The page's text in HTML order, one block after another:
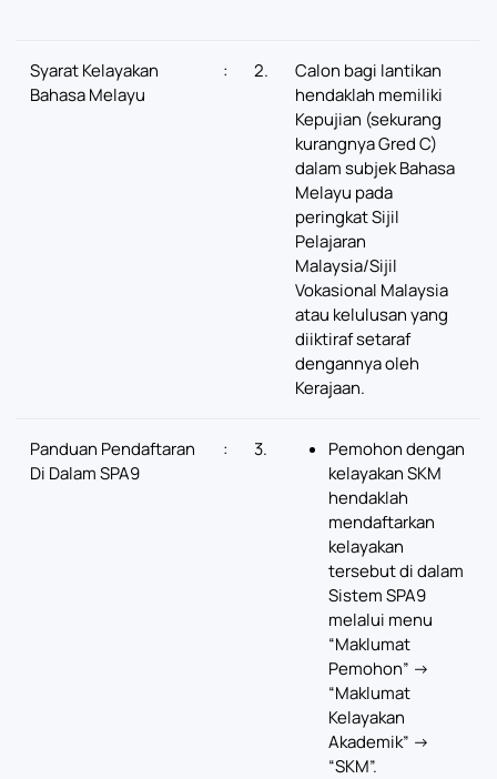
Syarat Kelayakan
Bahasa Melayu
: 2.
Calon bagi lantikan
hendaklah memiliki
Kepujian (sekurang
kurangnya Gred C)
dalam subjek Bahasa
Melayu pada
peringkat Sijil
Pelajaran
Malaysia/Sijil
Vokasional Malaysia
atau kelulusan yang
diiktiraf setaraf
dengannya oleh
Kerajaan.
Panduan Pendaftaran
Di Dalam SPA9
: 3.
Pemohon dengan
kelayakan SKM
hendaklah
mendaftarkan
kelayakan
tersebut di dalam
Sistem SPA9
melalui menu
“Maklumat
Pemohon” ->
“Maklumat
Kelayakan
Akademik” ->
“SKM”.